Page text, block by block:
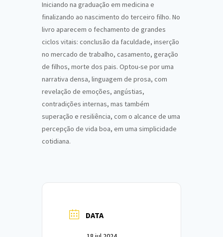
Iniciando na graduação em medicina e
finalizando ao nascimento do terceiro filho. No
livro aparecem o fechamento de grandes
ciclos vitais: conclusão da faculdade, inserção
no mercado de trabalho, casamento, geração
de filhos, morte dos pais. Optou-se por uma
narrativa densa, linguagem de prosa, com
revelação de emoções, angústias,
contradições internas, mas também
superação e resiliência, com o alcance de uma
percepção de vida boa, em uma simplicidade
cotidiana.
DATA